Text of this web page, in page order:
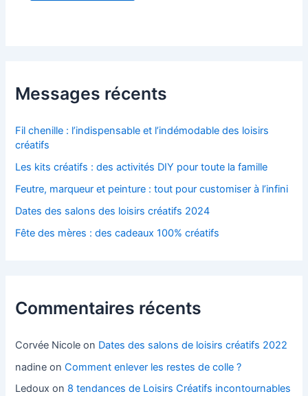
Messages récents
Fil chenille : l’indispensable et l’indémodable des loisirs
créatifs
Les kits créatifs : des activités DIY pour toute la famille
Feutre, marqueur et peinture : tout pour customiser à l’infini
Dates des salons des loisirs créatifs 2024
Fête des mères : des cadeaux 100% créatifs
Commentaires récents
Corvée Nicole on Dates des salons de loisirs créatifs 2022
nadine onComment enlever les restes de colle ?
Ledoux on 8 tendances de Loisirs Créatifs incontournables